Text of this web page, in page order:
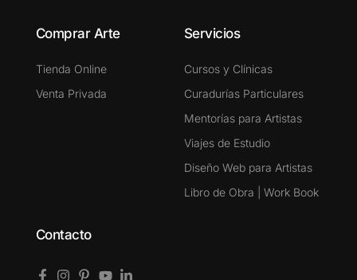
Comprar Arte
Tienda Online
Venta Privada
Servicios
Cursos y Clínicas
Curadurías Particulares
Mentorías para Artistas
Viajes de Estudio
Diseño Web para Artistas
Libro de Obra | Work Book
Contacto